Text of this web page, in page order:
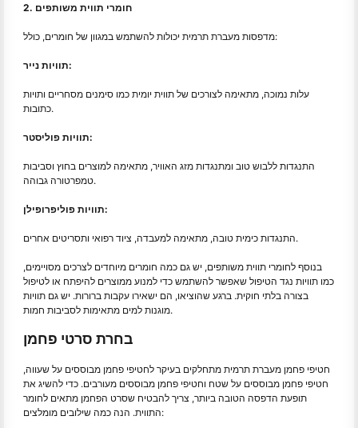
2. חומרי תווית משותפים
מדפסות מעברת תרמית יכולות להשתמש במגוון של חומרים, כולל:
תוויות נייר:
עלות נמוכה, מתאימה לצורכים של תווית יומית כמו סימנים מסחריים ותויות
כתובות.
תוויות פוליסטר:
התנגדות ללבוש טוב ומתנגדות מזג האוויר, מתאימה למוצרים בחוץ וסביבות
טמפרטורה גבוהה.
תוויות פוליפרופילן:
התנגדות כימית טובה, מתאימה למעבדה, ציוד רפואי ותסריטים אחרים.
בנוסף לחומרי תווית משותפים, יש גם כמה חומרים מיוחדים לצרכים מסויימים,
כמו תוויות נגד הטיפול שאפשר להשתמש כדי למנוע ממוצרים להיפתח או לטיפול
בצורה בלתי חוקית. ברגע שהוציאו, הם ישאירו עקבות ברורות. יש גם תוויות
מוגנות למים מתאימות לסביבות חמות.
בחרת סרטי פחמן
חטיפי פחמן מעברת תרמית מתחלקים בעיקר לחטיפי פחמן מבוססים על שעווה,
חטיפי פחמן מבוססים על שטח וחטיפי פחמן מבוססים מעורבים. כדי להשיג את
תופעת הדפסה הטובה ביותר, צריך להבטיח שסרט הפחמן מתאים לחומר
התווית. הנה כמה שילובים מומלצים: